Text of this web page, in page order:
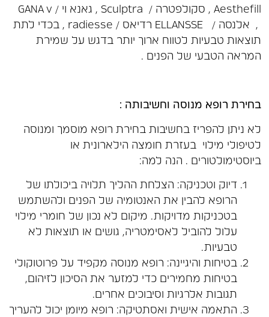
Aesthefill , סקולפטרה / Sculptra , גאנא וי / GANA v
, אלנסה / ELLANSSE רדיאס / radiesse , בכדי לתת
תוצאות טבעיות לטווח ארוך יותר בדגש על שמירת
המראה הטבעי של הפנים .
בחירת רופא מנוסה וחשיבותה :
לא ניתן להפריז בחשיבות בחירת רופא מוסמך ומנוסה
לטיפולי מילוי בעזרת חומצה הילארונית או
ביוסטימולטורים . הנה למה:
דיוק וטכניקה: הצלחת ההליך תלויה ביכולתו של
הרופא להבין את האנטומיה של הפנים ולהשתמש
בטכניקות מדויקות. מיקום לא נכון של חומרי מילוי
עלול להוביל לאסימטריה, גושים או תוצאות לא
טבעיות.
בטיחות והיגיינה: רופא מנוסה מקפיד על פרוטוקולי
בטיחות מחמירים כדי למזער את הסיכון לזיהום,
תגובות אלרגיות וסיבוכים אחרים.
התאמה אישית ואסתטיקה: רופא מיומן יכול להעריך